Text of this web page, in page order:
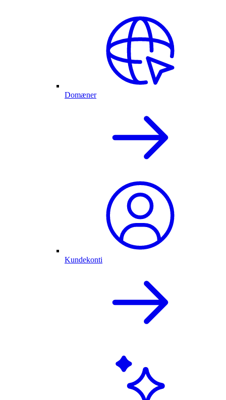
Domæner
Kundekonti